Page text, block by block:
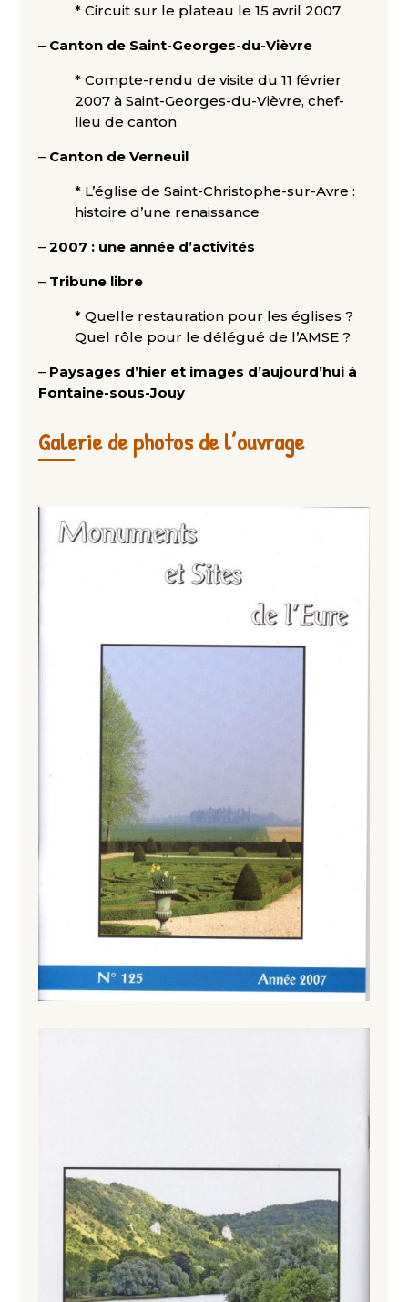
* Circuit sur le plateau le 15 avril 2007
– Canton de Saint-Georges-du-Vièvre
* Compte-rendu de visite du 11 février
2007 à Saint-Georges-du-Vièvre, chef-
lieu de canton
– Canton de Verneuil
* L’église de Saint-Christophe-sur-Avre :
histoire d’une renaissance
– 2007 : une année d’activités
– Tribune libre
* Quelle restauration pour les églises ?
Quel rôle pour le délégué de l’AMSE ?
– Paysages d’hier et images d’aujourd’hui à
Fontaine-sous-Jouy
Galerie de photos de l’ouvrage